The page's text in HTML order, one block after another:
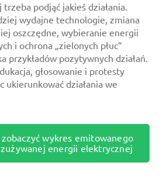
podjąć jakieś działania.
wydajne technologie, zmiana
oszczędne, wybieranie energii
i ochrona „zielonych płuc“
przykładów pozytywnych działań.
głosowanie i protesty
ukierunkować działania we
wykres emitowanego
energii elektrycznej